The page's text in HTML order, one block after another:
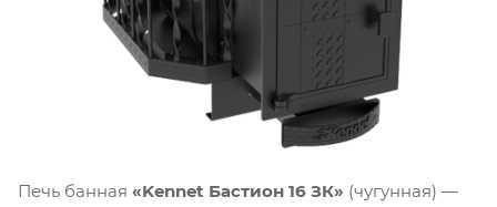
Печь банная «Kennet Бастион 16 ЗК» (чугунная) —